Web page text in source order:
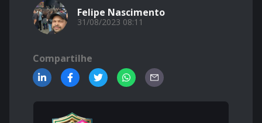
Felipe Nascimento
31/08/2023 08:11
Compartilhe